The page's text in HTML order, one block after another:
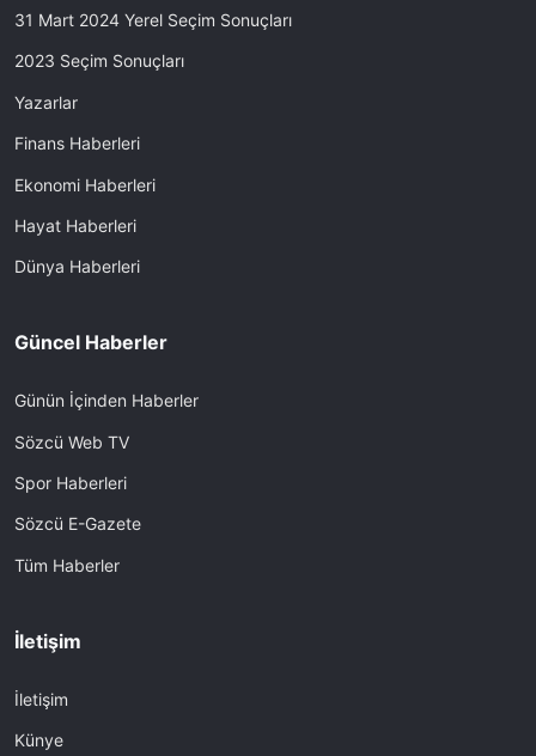
31 Mart 2024 Yerel Seçim Sonuçları
2023 Seçim Sonuçları
Yazarlar
Finans Haberleri
Ekonomi Haberleri
Hayat Haberleri
Dünya Haberleri
Güncel Haberler
Günün İçinden Haberler
Sözcü Web TV
Spor Haberleri
Sözcü E-Gazete
Tüm Haberler
İletişim
İletişim
Künye